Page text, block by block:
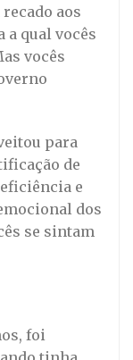
aos
a qual vocês
vocês
para
de
e
dos
se sintam
foi